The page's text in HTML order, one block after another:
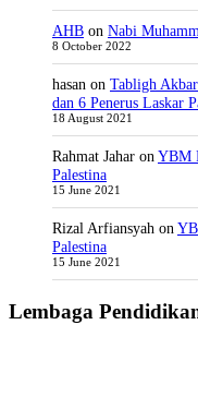
AHB on Nabi
8 October 2022
hasan on Tabligh
dan 6 Penerus Laskar
18 August 2021
Rahmat Jahar on YBM
Palestina
15 June 2021
Rizal Arfiansyah on
Palestina
15 June 2021
Lembaga